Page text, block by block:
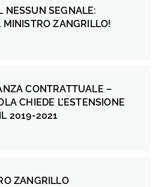
NESSUN SEGNALE:
ZANGRILLO!
CONTRATTUALE –
CHIEDE L’ESTENSIONE
2019-2021
ZANGRILLO